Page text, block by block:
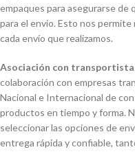
empaques para asegurarse
para el envío. Esto nos
cada envío que realizamos.
Asociación con
colaboración con empresas
Nacional e Internacional de
productos en tiempo y forma.
seleccionar las opciones de
entrega rápida y confiable,